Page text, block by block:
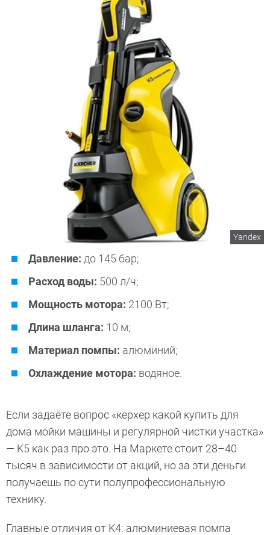
Yandex
Давление: до 145 бар;
Расход воды: 500 л/ч;
Мощность мотора: 2100 Вт;
Длина шланга: 10 м;
Материал помпы: алюминий;
Охлаждение мотора: водяное.
Если задаёте вопрос «керхер какой купить для
дома мойки машины и регулярной чистки участка»
— K5 как раз про это. На Маркете стоит 28–40
тысяч в зависимости от акций, но за эти деньги
получаешь по сути полупрофессиональную
технику.
Главные отличия от K4: алюминиевая помпа